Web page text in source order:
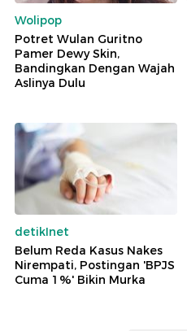
Wolipop
Potret Wulan Guritno
Pamer Dewy Skin,
Bandingkan Dengan Wajah
Aslinya Dulu
detikInet
Belum Reda Kasus Nakes
Nirempati, Postingan 'BPJS
Cuma 1%' Bikin Murka